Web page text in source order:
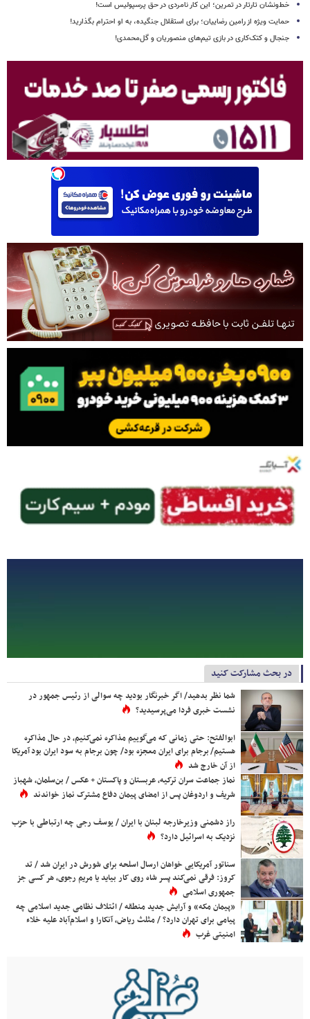
خط‌ونشان تارتار در تمرین؛ این کار نامردی در حق پرسپولیس است!
حمایت ویژه از رامین رضاییان؛ برای استقلال جنگیده، به او احترام بگذارید!
جنجال و کتک‌کاری در بازی تیم‌های منصوریان و گل‌محمدی!
در بحث مشارکت کنید
شما نظر بدهید/ اگر خبرنگار بودید چه سوالی از رئیس جمهور در
نشست خبری فردا می‌پرسیدید؟
ابوالفتح: حتی زمانی که می‌گوییم مذاکره نمی‌کنیم، در حال مذاکره
هستیم/ برجام برای ایران معجزه بود/ چون برجام به سود ایران بود آمریکا
از آن خارج شد
نماز جماعت سران ترکیه، عربستان و پاکستان + عکس / بن‌سلمان، شهباز
شریف و اردوغان پس از امضای پیمان دفاع مشترک نماز خواندند
راز دشمنی وزیرخارجه لبنان با ایران / یوسف رجی چه ارتباطی با حزب
نزدیک به اسرائیل دارد؟
سناتور آمریکایی خواهان ارسال اسلحه برای شورش در ایران شد / تد
کروز: فرقی نمی‌کند پسر شاه روی کار بیاید یا مریم رجوی، هر کسی جز
جمهوری اسلامی
«پیمان مکه» و آرایش جدید منطقه / ائتلاف نظامی جدید اسلامی چه
پیامی برای تهران دارد؟ / مثلث ریاض، آنکارا و اسلام‌آباد علیه خلاء
امنیتی غرب